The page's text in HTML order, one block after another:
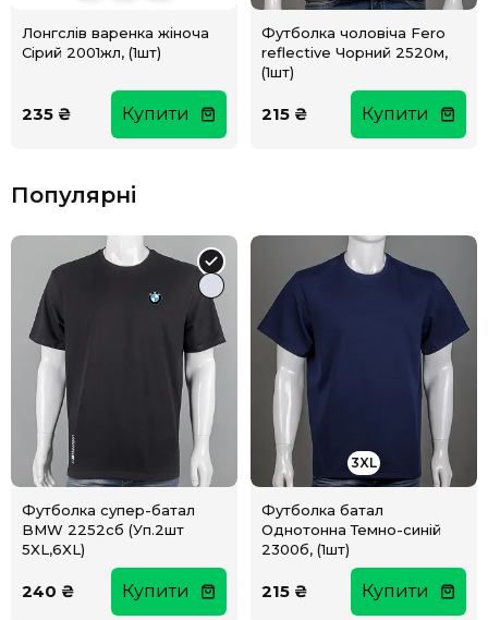
Лонгслів варенка жіноча
Сірий 2001жл, (1шт)
235 ₴ Купити
Футболка чоловіча Fero
reflective Чорний 2520м,
(1шт)
215 ₴ Купити
Популярні
Футболка супер-батал
BMW 2252сб (Уп.2шт
5XL,6XL)
240 ₴ Купити
3XL
Футболка батал
Однотонна Темно-синій
2300б, (1шт)
215 ₴ Купити